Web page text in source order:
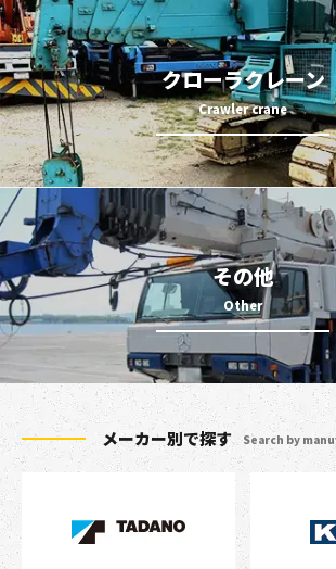
クローラクレーン
その他
メーカー別で探す Search by